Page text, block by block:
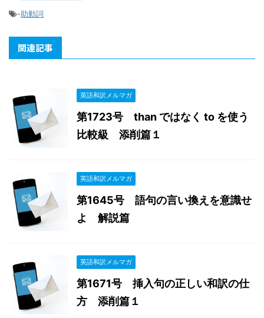
-助動詞
関連記事
英語和訳メルマガ
第1723号 than ではなく to を使う
比較級 添削篇１
英語和訳メルマガ
第1645号 語句の言い換えを意識せ
よ 解説篇
英語和訳メルマガ
第1671号 挿入句の正しい和訳の仕
方 添削篇１